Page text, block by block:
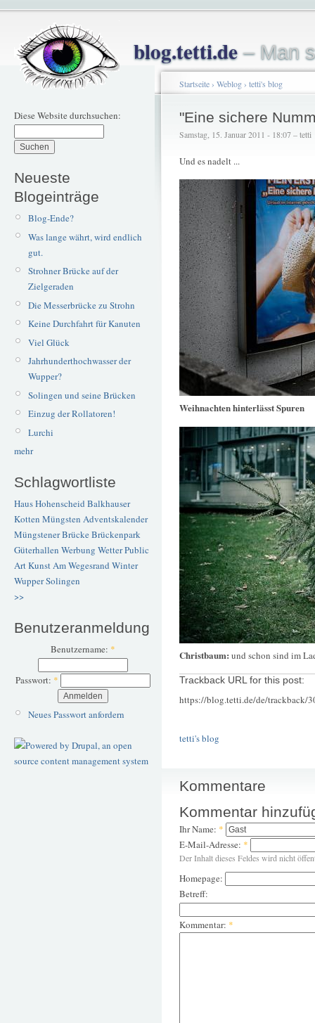
blog.tetti.de– Man
Diese Website durchsuchen:
Neueste
Blogeinträge
Blog-Ende?
Was lange währt, wird endlich
gut.
Strohner Brücke auf der
Zielgeraden
Die Messerbrücke zu Strohn
Keine Durchfahrt für Kanuten
Viel Glück
Jahrhunderthochwasser der
Wupper?
Solingen und seine Brücken
Einzug der Rollatoren!
Lurchi
mehr
Schlagwortliste
Haus Hohenscheid Balkhauser
Kotten Müngsten Adventskalender
Müngstener BrückeBrückenpark
Güterhallen Werbung WetterPublic
ArtKunstAm Wegesrand Winter
WupperSolingen
>>
Benutzeranmeldung
Benutzername: *
Passwort: *
Neues Passwort anfordern
Startseite› Weblog› tetti's blog
"Eine sichere
Samstag, 15. Januar 2011 - 18:07 – tetti
Und es nadelt ...
Weihnachten hinterlässt Spuren
Christbaum: und schon sind im
Trackback URL for this post:
https://blog.tetti.de/de/trackback/
tetti's blog
Kommentare
Kommentar
Ihr Name: *
E-Mail-Adresse: *
Der Inhalt dieses Feldes wird nicht
Homepage:
Betreff:
Kommentar: *